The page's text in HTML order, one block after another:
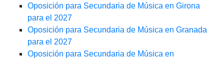
Oposición para Secundaria de Música en Girona
para el 2027
Oposición para Secundaria de Música en Granada
para el 2027
Oposición para Secundaria de Música en